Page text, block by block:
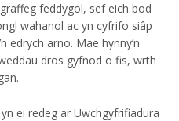
feddygol, sef eich bod
wahanol ac yn cyfrifo siâp
edrych arno. Mae hynny’n
dros gyfnod o fis, wrth
ei redeg ar Uwchgyfrifiadura